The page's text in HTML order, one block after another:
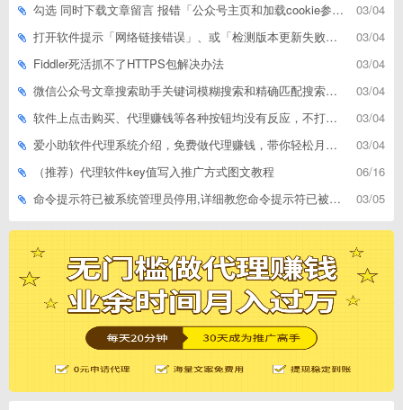
03/04
勾选 同时下载文章留言 报错「公众号主页和加载cookie参数不能为空」
03/04
打开软件提示「网络链接错误」、或「检测版本更新失败」等网络问题解决方案
03/04
Fiddler死活抓不了HTTPS包解决办法
03/04
微信公众号文章搜索助手关键词模糊搜索和精确匹配搜索的区别
03/04
软件上点击购买、代理赚钱等各种按钮均没有反应，不打开相应网址怎么解决
03/04
爱小助软件代理系统介绍，免费做代理赚钱，带你轻松月收入过万
06/16
（推荐）代理软件key值写入推广方式图文教程
03/05
命令提示符已被系统管理员停用,详细教您命令提示符已被系统管理员停用怎么办